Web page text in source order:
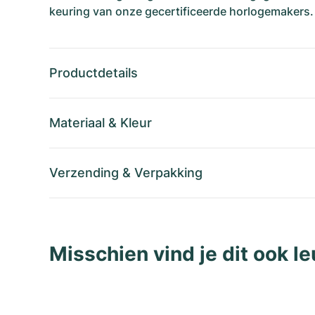
keuring van onze gecertificeerde horlogemakers.
Productdetails
Materiaal & Kleur
Verzending & Verpakking
Misschien vind je dit ook